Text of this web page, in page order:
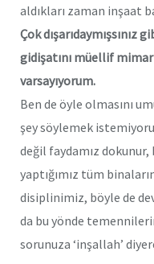
aldıkları zaman inşaat
Çok
gidişatını müellif
varsayıyorum.
Ben de öyle olmasını
şey söylemek
değil faydamız
yaptığımız tüm
disiplinimiz, böyle de
da bu yönde
sorunuza ‘inşallah’